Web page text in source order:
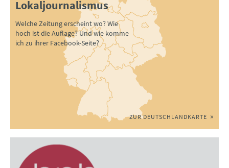
Lokaljournalismus
Welche Zeitung erscheint wo? Wie
hoch ist die Auflage? Und wie komme
ich zu ihrer Facebook-Seite?
ZUR DEUTSCHLANDKARTE